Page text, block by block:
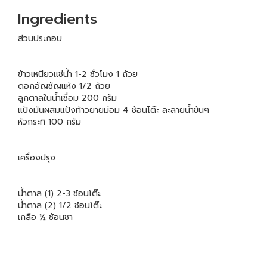
Ingredients
ส่วนประกอบ
ข้าวเหนียวแช่น้ำ 1-2 ชั่วโมง 1 ถ้วย
ดอกอัญชัญแห้ง 1/2 ถ้วย
ลูกตาลในน้ำเชื่อม 200 กรัม
แป้งมันผสมแป้งท้าวยายม่อม 4 ช้อนโต๊ะ ละลายน้ำข้นๆ
หัวกระทิ 100 กรัม
เครื่องปรุง
น้ำตาล (1) 2-3 ช้อนโต๊ะ
น้ำตาล (2) 1/2 ช้อนโต๊ะ
เกลือ ½ ช้อนชา